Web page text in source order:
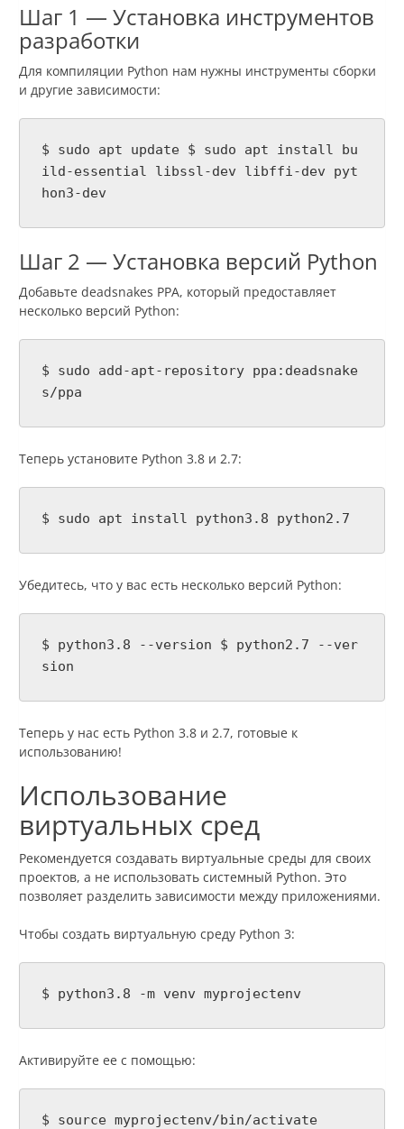
Шаг 1 — Установка инструментов
разработки
Для компиляции Python нам нужны инструменты сборки
и другие зависимости:
$ sudo apt update $ sudo apt install bu
ild-essential libssl-dev libffi-dev pyt
hon3-dev
Шаг 2 — Установка версий Python
Добавьте deadsnakes PPA, который предоставляет
несколько версий Python:
$ sudo add-apt-repository ppa:deadsnake
s/ppa
Теперь установите Python 3.8 и 2.7:
$ sudo apt install python3.8 python2.7
Убедитесь, что у вас есть несколько версий Python:
$ python3.8 --version $ python2.7 --ver
sion
Теперь у нас есть Python 3.8 и 2.7, готовые к
использованию!
Использование
виртуальных сред
Рекомендуется создавать виртуальные среды для своих
проектов, а не использовать системный Python. Это
позволяет разделить зависимости между приложениями.
Чтобы создать виртуальную среду Python 3:
$ python3.8 -m venv myprojectenv
Активируйте ее с помощью:
$ source myprojectenv/bin/activate